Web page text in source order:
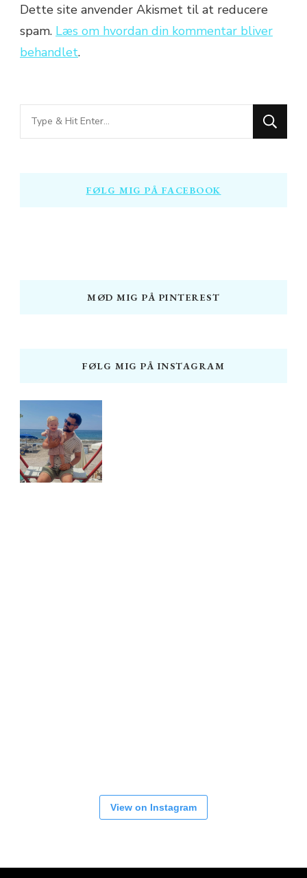
Dette site anvender Akismet til at reducere
spam. Læs om hvordan din kommentar bliver
behandlet.
Looking
for
FØLG MIG PÅ FACEBOOK
MØD MIG PÅ PINTEREST
FØLG MIG PÅ INSTAGRAM
View on Instagram